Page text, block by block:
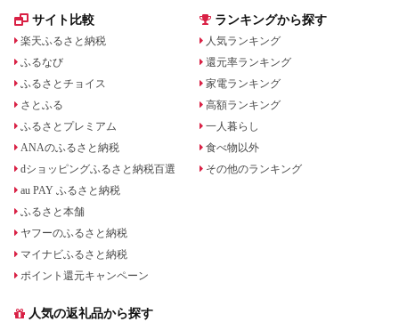
サイト比較
楽天ふるさと納税
ふるなび
ふるさとチョイス
さとふる
ふるさとプレミアム
ANAのふるさと納税
dショッピングふるさと納税百選
au PAY ふるさと納税
ふるさと本舗
ヤフーのふるさと納税
マイナビふるさと納税
ポイント還元キャンペーン
ランキングから探す
人気ランキング
還元率ランキング
家電ランキング
高額ランキング
一人暮らし
食べ物以外
その他のランキング
人気の返礼品から探す